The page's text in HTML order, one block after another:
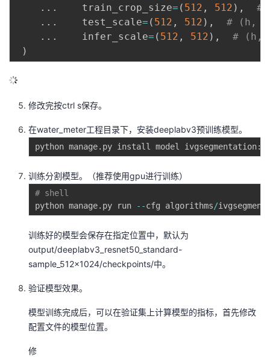
. . .
    train_crop_size
= ( 512 , 512 ) ,
#
. . .
    test_scale
= ( 512 , 512 ) ,
# (h,
. . .
    infer_scale
= ( 512 , 512 ) ,
# (h,
)
修改完按ctrl s保存。
在water_meter工程目录下，安装deeplabv3预训练模型。
python manage. py install model ivgsegmentation:
训练分割模型。（推荐使用gpu进行训练）
# shell
python manage. py run - -cfg algorithms/
训练好的模型会保存在指定位置中，默认为
output/deeplabv3_resnet50_standard-
sample_512x1024/checkpoints/中。
验证模型效果。
模型训练完成后，可以在验证集上计算模型的指标，首先修改
配置文件的模型位置。
修